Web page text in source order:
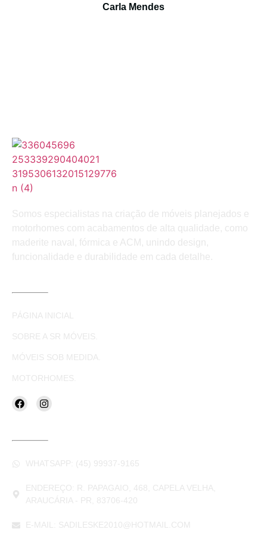
Carla Mendes
Somos especialistas na criação de móveis planejados e
motorhomes com acabamentos de alta qualidade, como
maderite naval, fórmica e ACM, unindo design,
funcionalidade e durabilidade em cada detalhe.
PÁGINA INICIAL
SOBRE A SR MÓVEIS.
MÓVEIS SOB MEDIDA.
MOTORHOMES.
WHATSAPP: (45) 99937-9165
ENDEREÇO: R. PAPAGAIO, 468, CAPELA VELHA,
ARAUCÁRIA - PR, 83706-420
E-MAIL: SADILESKE2010@HOTMAIL.COM